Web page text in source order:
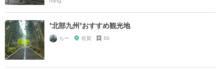
*北部九州*おすすめ観光地
ちー 佐賀 50